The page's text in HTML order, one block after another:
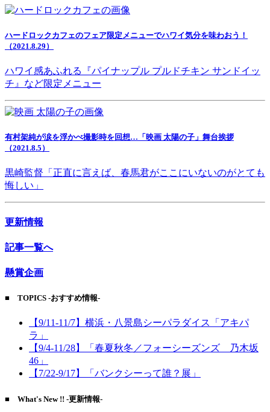
ハードロックカフェのフェア限定メニューでハワイ気分を味わおう！
（2021.8.29）
ハワイ感あふれる『パイナップル プルドチキン サンドイッ
チ』など限定メニュー
有村架純が涙を浮かべ撮影時を回想…「映画 太陽の子」舞台挨拶
（2021.8.5）
黒崎監督「正直に言えば、春馬君がここにいないのがとても
悔しい」
更新情報
記事一覧へ
懸賞企画
■ TOPICS -おすすめ情報-
【9/11-11/7】横浜・八景島シーパラダイス「アキパ
ラ」
【9/4-11/28】「春夏秋冬／フォーシーズンズ 乃木坂
46」
【7/22-9/17】「バンクシーって誰？展」
■ What's New !! -更新情報-